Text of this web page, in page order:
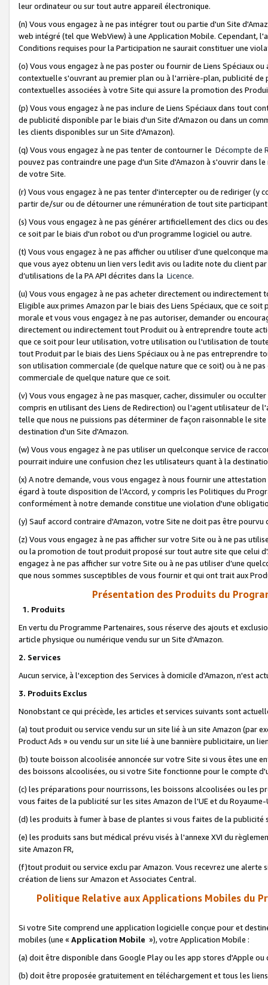
leur ordinateur ou sur tout autre appareil électronique.
(n) Vous vous engagez à ne pas intégrer tout ou partie d'un Site
web intégré (tel que WebView) à une Application Mobile. Cependant,
Conditions requises pour la Participation ne saurait constituer une
(o) Vous vous engagez à ne pas poster ou fournir de Liens Spéciaux
contextuelle s'ouvrant au premier plan ou à l'arrière-plan, publicité
contextuelles associées à votre Site qui assure la promotion des
(p) Vous vous engagez à ne pas inclure de Liens Spéciaux dans tout
de publicité disponible par le biais d'un Site d'Amazon ou dans un
les clients disponibles sur un Site d'Amazon).
(q) Vous vous engagez à ne pas tenter de contourner le Décompte de
pouvez pas contraindre une page d'un Site d'Amazon à s'ouvrir dans
de votre Site.
(r) Vous vous engagez à ne pas tenter d'intercepter ou de rediriger
partir de/sur ou de détourner une rémunération de tout site
(s) Vous vous engagez à ne pas générer artificiellement des clics ou
ce soit par le biais d'un robot ou d'un programme logiciel ou autre.
(t) Vous vous engagez à ne pas afficher ou utiliser d’une quelconque
que vous ayez obtenu un lien vers ledit avis ou ladite note du client
d’utilisations de la PA API décrites dans la Licence.
(u) Vous vous engagez à ne pas acheter directement ou
Eligible aux primes Amazon par le biais des Liens Spéciaux, que ce
morale et vous vous engagez à ne pas autoriser, demander ou
directement ou indirectement tout Produit ou à entreprendre toute
que ce soit pour leur utilisation, votre utilisation ou l'utilisation de
tout Produit par le biais des Liens Spéciaux ou à ne pas entreprendre
son utilisation commerciale (de quelque nature que ce soit) ou à ne
commerciale de quelque nature que ce soit.
(v) Vous vous engagez à ne pas masquer, cacher, dissimuler ou
compris en utilisant des Liens de Redirection) ou l'agent utilisateur
telle que nous ne puissions pas déterminer de façon raisonnable le
destination d'un Site d'Amazon.
(w) Vous vous engagez à ne pas utiliser un quelconque service de
pourrait induire une confusion chez les utilisateurs quant à la
(x) A notre demande, vous vous engagez à nous fournir une
égard à toute disposition de l'Accord, y compris les Politiques du
conformément à notre demande constitue une violation d'une
(y) Sauf accord contraire d'Amazon, votre Site ne doit pas être
(z) Vous vous engagez à ne pas afficher sur votre Site ou à ne pas
ou la promotion de tout produit proposé sur tout autre site que celui
engagez à ne pas afficher sur votre Site ou à ne pas utiliser d’une
que nous sommes susceptibles de vous fournir et qui ont trait aux
Présentation des Produits du
1. Produits
En vertu du Programme Partenaires, sous réserve des ajouts et
article physique ou numérique vendu sur un Site d'Amazon.
2. Services
Aucun service, à l'exception des Services à domicile d'Amazon, n'est
3. Produits Exclus
Nonobstant ce qui précède, les articles et services suivants sont
(a) tout produit ou service vendu sur un site lié à un site Amazon (par
Product Ads » ou vendu sur un site lié à une bannière publicitaire, un
(b) toute boisson alcoolisée annoncée sur votre Site si vous êtes une
des boissons alcoolisées, ou si votre Site fonctionne pour le compte
(c) les préparations pour nourrissons, les boissons alcoolisées ou les
vous faites de la publicité sur les sites Amazon de l'UE et du Royaume-
(d) les produits à fumer à base de plantes si vous faites de la publicité
(e) les produits sans but médical prévu visés à l'annexe XVI du
site Amazon FR,
(f)tout produit ou service exclu par Amazon. Vous recevrez une alerte
création de liens sur Amazon et Associates Central.
Politique Relative aux Applications Mobiles du
Si votre Site comprend une application logicielle conçue pour et
mobiles (une « Application Mobile »), votre Application Mobile :
(a) doit être disponible dans Google Play ou les app stores d'Apple ou
(b) doit être proposée gratuitement en téléchargement et tous les